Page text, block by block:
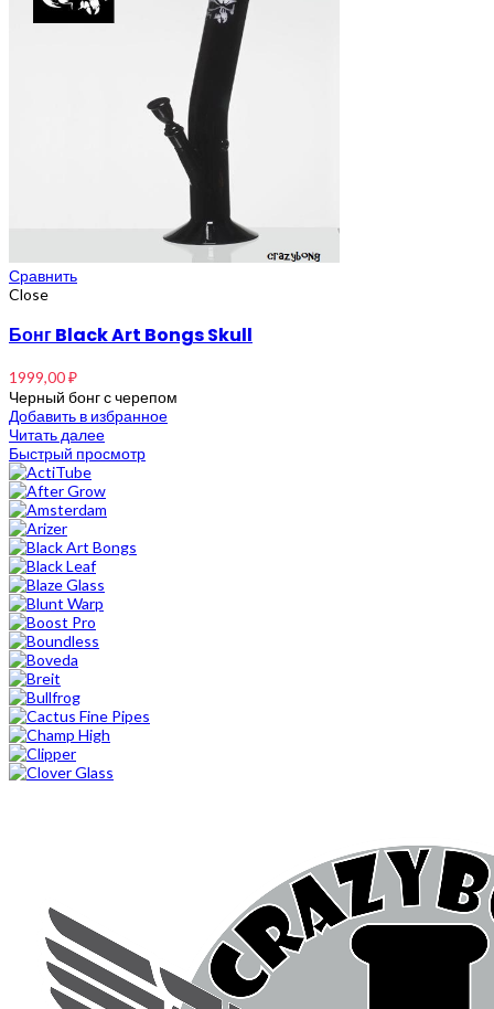
Сравнить
Close
Бонг Black Art Bongs Skull
1999,00₽
Черный бонг с черепом
Добавить в избранное
Читать далее
Быстрый просмотр